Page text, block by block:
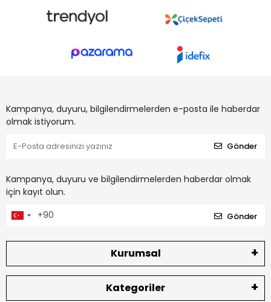
Kampanya, duyuru, bilgilendirmelerden e-posta ile haberdar
olmak istiyorum.
Gönder
Kampanya, duyuru ve bilgilendirmelerden haberdar olmak
için kayıt olun.
Gönder
Kurumsal
Kategoriler